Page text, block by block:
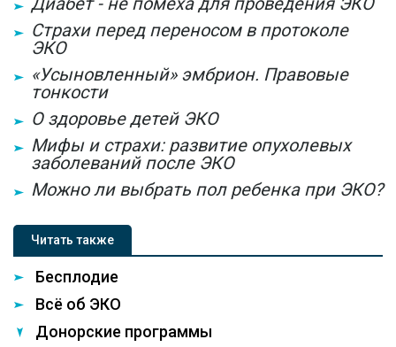
Страхи перед переносом в протоколе
ЭКО
«Усыновленный» эмбрион. Правовые
тонкости
О здоровье детей ЭКО
Мифы и страхи: развитие опухолевых
заболеваний после ЭКО
Можно ли выбрать пол ребенка при ЭКО?
Читать также
Бесплодие
Всё об ЭКО
Донорские программы